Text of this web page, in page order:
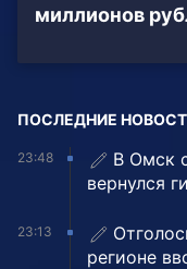
миллионов
ПОСЛЕДНИЕ
23:48
В Омск
вернулся
23:13
регионе